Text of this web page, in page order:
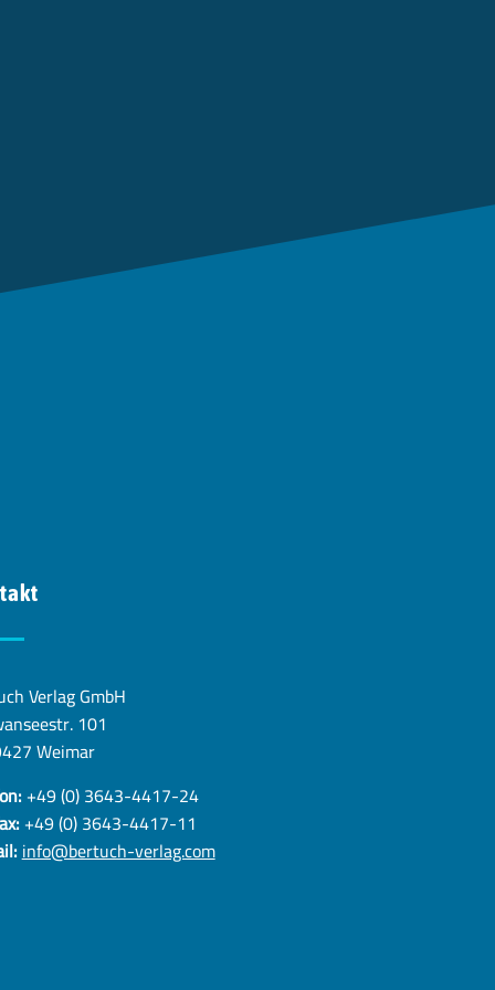
Verlag GmbH
101
Weimar
+49 (0) 3643-4417-24
+49 (0) 3643-4417-11
info@bertuch-verlag.com